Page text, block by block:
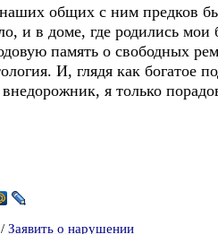
общих с ним предков
и в доме, где родились
память о свободных
И, глядя как богатое
я только
/ Заявить о нарушении